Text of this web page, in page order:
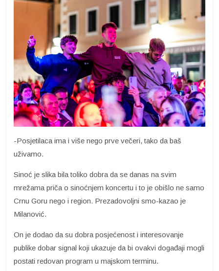
-Posjetilaca ima i više nego prve večeri, tako da baš
uživamo.
Sinoć je slika bila toliko dobra da se danas na svim
mrežama priča o sinoćnjem koncertu i to je obišlo ne samo
Crnu Goru nego i region. Prezadovoljni smo-kazao je
Milanović.
On je dodao da su dobra posjećenost i interesovanje
publike dobar signal koji ukazuje da bi ovakvi događaji mogli
postati redovan program u majskom terminu.